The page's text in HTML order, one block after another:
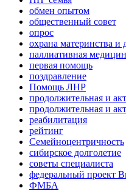
обмен опытом
общественный совет
опрос
охрана материнства и
паллиативная
первая помощь
поздравление
Помощь ЛНР
продолжительная и
продолжительная и
реабилитация
рейтинг
Семейноцентричность
сибирское долголетие
советы специалиста
федеральный проект
ФМБА